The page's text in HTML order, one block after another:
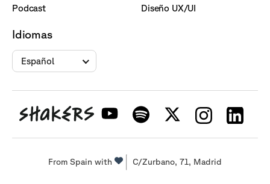
Podcast
Diseño UX/UI
Idiomas
Español
From Spain with C/Zurbano, 71, Madrid